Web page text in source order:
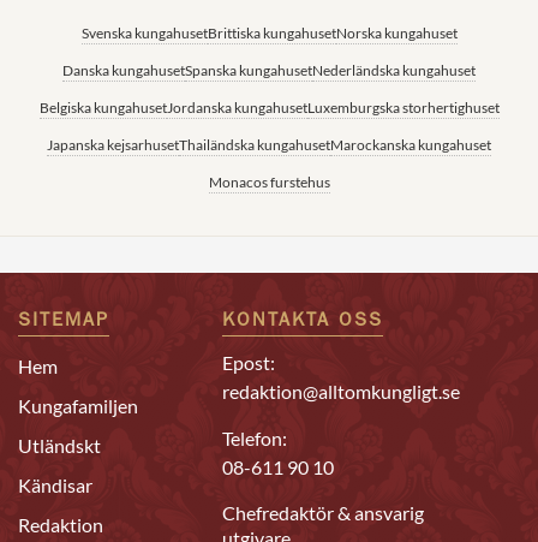
Svenska kungahusetBrittiska kungahusetNorska kungahuset
Danska kungahusetSpanska kungahusetNederländska kungahuset
Belgiska kungahusetJordanska kungahusetLuxemburgska storhertighuset
Japanska kejsarhusetThailändska kungahusetMarockanska kungahuset
Monacos furstehus
SITEMAP
Hem
Kungafamiljen
Utländskt
Kändisar
Redaktion
KONTAKTA OSS
Epost:
redaktion@alltomkungligt.se
Telefon:
08-611 90 10
Chefredaktör & ansvarig